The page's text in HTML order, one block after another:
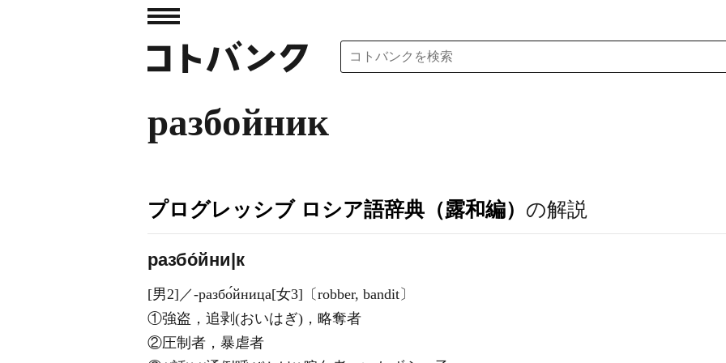
разбойник
プログレッシブ ロシア語辞典（露和編） の解説
разбо́йни|к
[男2]／‐разбо́йница[女3]〔robber, bandit〕
①強盗，追剥(おいはぎ)，略奪者
②圧制者，暴虐者